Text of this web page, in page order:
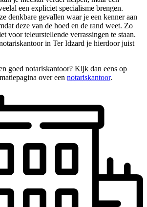
een expliciet specialisme brengen.
denkbare gevallen waar je een kenner aan
deze van de hoed en de rand weet. Zo
voor teleurstellende verrassingen te staan.
in Ter Idzard je hierdoor juist
goed notariskantoor? Kijk dan eens op
over een notariskantoor.